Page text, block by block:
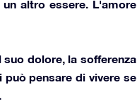
altro essere. L'amore
dolore, la sofferenza
pensare di vivere se